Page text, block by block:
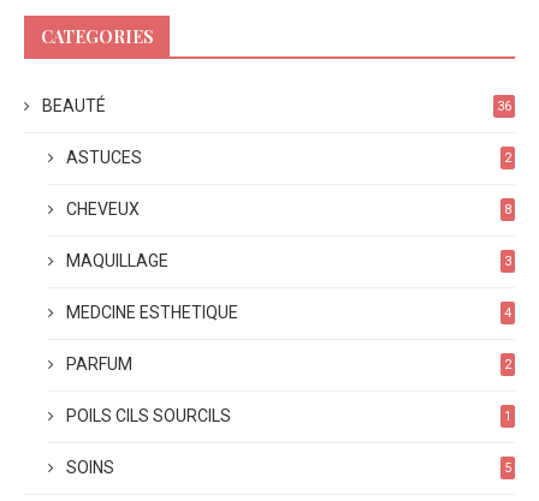
CATEGORIES
BEAUTÉ 36
ASTUCES 2
CHEVEUX 8
MAQUILLAGE 3
MEDCINE ESTHETIQUE 4
PARFUM 2
POILS CILS SOURCILS 1
SOINS 5